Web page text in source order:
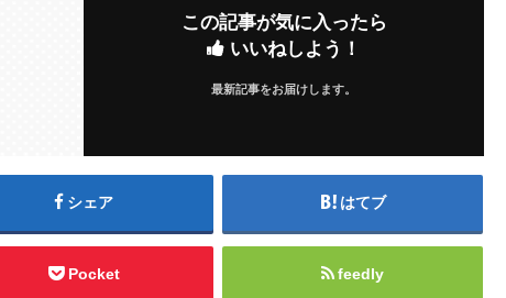
この記事が気に入ったら
いいねしよう！
最新記事をお届けします。
シェア はてブ
Pocket feedly